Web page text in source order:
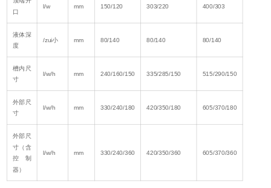
口
l/w mm 150/120 303/220 400/303
液体深
度
/zui小 mm 80/140 80/140 80/140
槽内尺
寸
l/w/h mm 240/160/150 335/285/150 515/290/150
外部尺
寸
l/w/h mm 330/240/180 420/350/180 605/370/180
外部尺
寸（含
控制
器）
l/w/h mm 330/240/360 420/350/360 605/370/360